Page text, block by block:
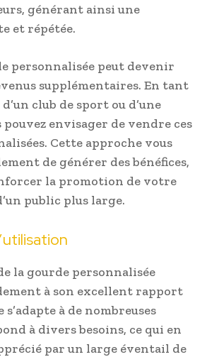
générant ainsi une
et répétée.
personnalisée peut devenir
supplémentaires. En tant
club de sport ou d’une
envisager de vendre ces
Cette approche vous
de générer des bénéfices,
la promotion de votre
public plus large.
la gourde personnalisée
à son excellent rapport
à de nombreuses
à divers besoins, ce qui en
par un large éventail de